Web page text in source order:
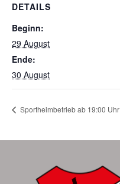
DETAILS
Beginn:
29 August
Ende:
30 August
Sportheimbetrieb ab 19:00 Uhr